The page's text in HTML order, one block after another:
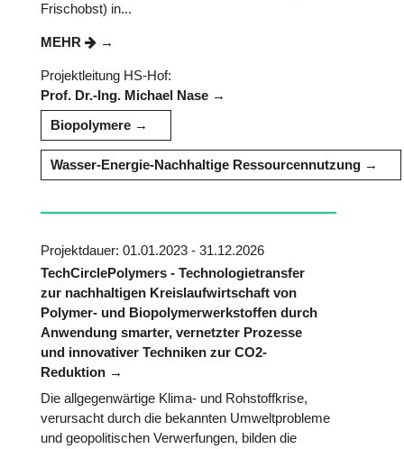
Frischobst) in...
MEHR
Projektleitung HS-Hof:
Prof. Dr.-Ing. Michael Nase
Biopolymere
Wasser-Energie-Nachhaltige Ressourcennutzung
Projektdauer: 01.01.2023 - 31.12.2026
TechCirclePolymers - Technologietransfer
zur nachhaltigen Kreislaufwirtschaft von
Polymer- und Biopolymerwerkstoffen durch
Anwendung smarter, vernetzter Prozesse
und innovativer Techniken zur CO2-
Reduktion
Die allgegenwärtige Klima- und Rohstoffkrise,
verursacht durch die bekannten Umweltprobleme
und geopolitischen Verwerfungen, bilden die